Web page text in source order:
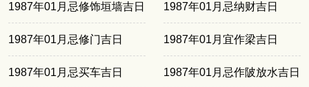
1987年01月忌修饰垣墙吉日 1987年01月忌纳财吉日
1987年01月忌修门吉日 1987年01月宜作梁吉日
1987年01月忌买车吉日 1987年01月忌作陂放水吉日